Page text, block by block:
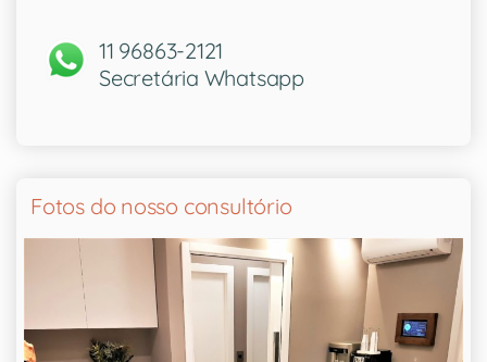
11 96863-2121
Secretária Whatsapp
Fotos do nosso consultório